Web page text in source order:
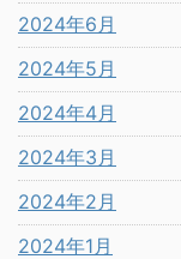
2024年6月
2024年5月
2024年4月
2024年3月
2024年2月
2024年1月